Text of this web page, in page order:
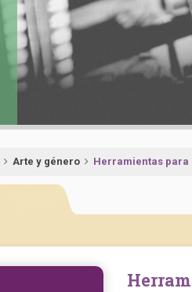
Arte y género Herramientas para
Herramientas para abordar temas de género